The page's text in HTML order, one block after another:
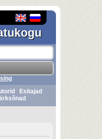
Esitajad